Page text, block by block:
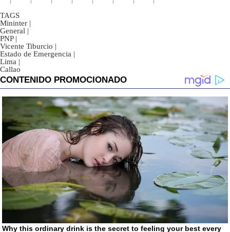
TAGS
Mininter |
General |
PNP |
Vicente Tiburcio |
Estado de Emergencia |
Lima |
Callao